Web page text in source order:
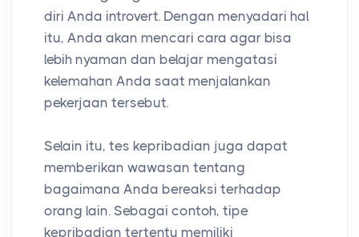
diri Anda introvert. Dengan menyadari hal
itu, Anda akan mencari cara agar bisa
lebih nyaman dan belajar mengatasi
kelemahan Anda saat menjalankan
pekerjaan tersebut.
Selain itu, tes kepribadian juga dapat
memberikan wawasan tentang
bagaimana Anda bereaksi terhadap
orang lain. Sebagai contoh, tipe
kepribadian tertentu memiliki